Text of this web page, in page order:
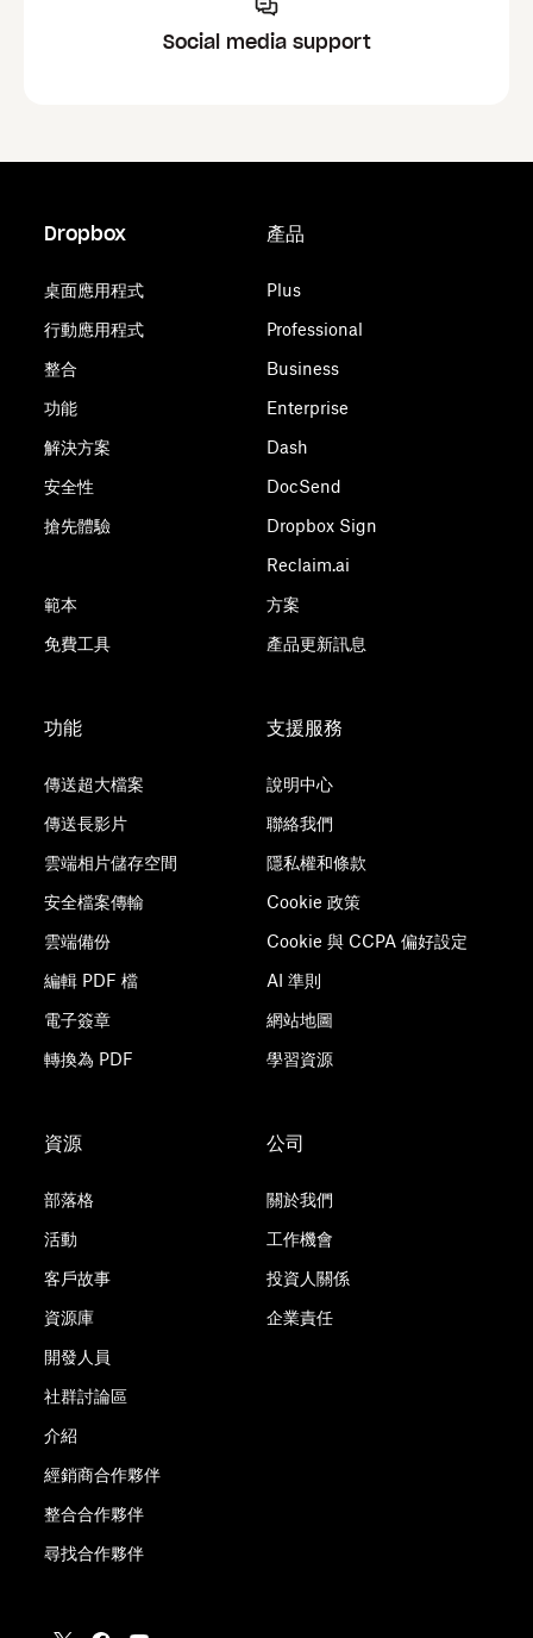
Social media support
Dropbox
桌面應用程式
行動應用程式
整合
功能
解決方案
安全性
搶先體驗
範本
免費工具
產品
Plus
Professional
Business
Enterprise
Dash
DocSend
Dropbox Sign
Reclaim.ai
方案
產品更新訊息
功能
傳送超大檔案
傳送長影片
雲端相片儲存空間
安全檔案傳輸
雲端備份
編輯 PDF 檔
電子簽章
轉換為 PDF
支援服務
說明中心
聯絡我們
隱私權和條款
Cookie 政策
Cookie 與 CCPA 偏好設定
AI 準則
網站地圖
學習資源
資源
部落格
活動
客戶故事
資源庫
開發人員
社群討論區
介紹
經銷商合作夥伴
整合合作夥伴
尋找合作夥伴
公司
關於我們
工作機會
投資人關係
企業責任